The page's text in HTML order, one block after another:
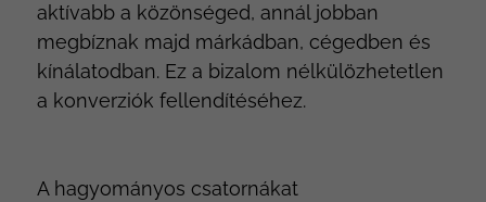
aktívabb a közönséged, annál jobban
megbíznak majd márkádban, cégedben és
kínálatodban. Ez a bizalom nélkülözhetetlen
a konverziók fellendítéséhez.
A hagyományos csatornákat